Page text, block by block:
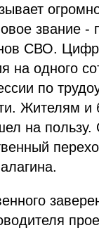
звание -
СВО.
на одного
по
Жителям и
на пользу.